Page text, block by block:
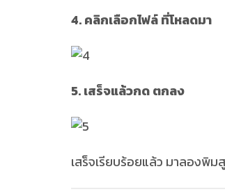
4. คลิกเลือกไฟล์ ที่โหลดมา
5. เสร็จแล้วกด ตกลง
เสร็จเรียบร้อยแล้ว มาลองพิ